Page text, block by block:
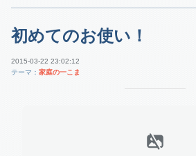
初めてのお使い！
2015-03-22 23:02:12
テーマ： 家庭の一こま